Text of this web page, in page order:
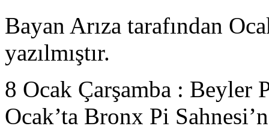
Bayan Arıza tarafından
yazılmıştır.
8 Ocak Çarşamba : Beyler
Ocak’ta Bronx Pi